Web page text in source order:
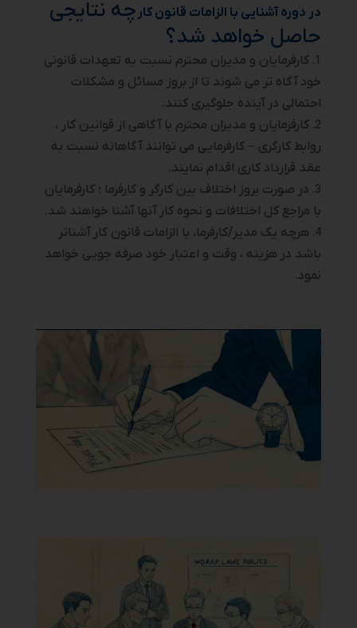
در دوره آشنایی با الزامات قانون کار چه نتایجی
حاصل خواهد شد؟
کارفرمایان و مدیران محترم نسبت به تعهدات قانونی
خود آگاه تر می شوند تا از بروز مسائل و مشکلات
احتمالی در آینده جلوگیری کنند.
کارفرمایان و مدیران محترم با آگاهی از قوانین کار ،
روابط کارگری – کارفرمایی می توانند آگاهانه نسبت به
عقد قرارداد کاری اقدام نمایند.
در صورت بروز اختلاف بین کارگر و کارفرما ؛ کارفرمایان
با مراجع کل اختلافات و نحوه کار آنها آشنا خواهند شد.
هرچه یک مدیر/کارفرما، با الزامات قانون کار آشناتر
باشد در هزینه ، وقت و اعتبار خود صرفه جویی خواهد
نمود.